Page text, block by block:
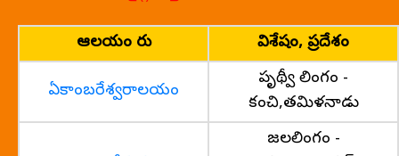
ఆలయం పేరు విశేషం, ప్రదేశం
ఏకాంబరేశ్వరాలయం
పృథ్వీ లింగం -
కంచి,తమిళనాడు
జలలింగం -